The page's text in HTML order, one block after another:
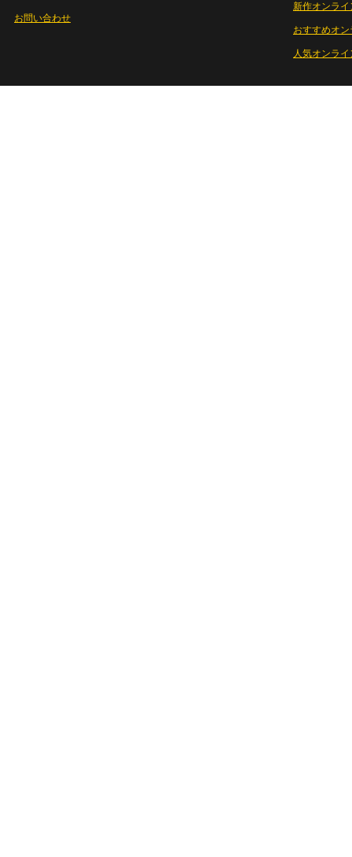
お問い合わせ
新作オンライ
おすすめオ
人気オンラ